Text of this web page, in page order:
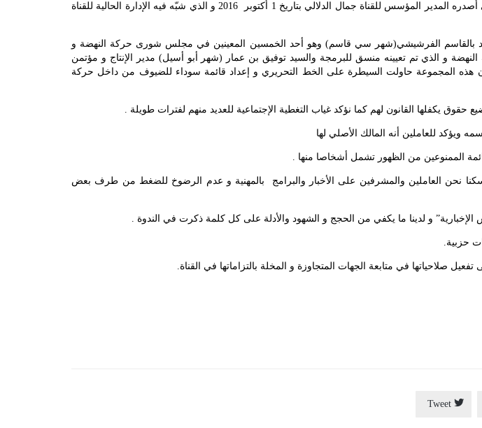
أما بعد و دفاعا منا على شرف المهنة و عن مؤسستنا و ما تتعرض له و استنادا على البلاغ الذي أصدره المدير المؤسس للقناة جمال الدلالي بتاريخ 1 أكتوبر 2016 و الذي شبّه فيه الإدارة الحالية للقناة
بالقاسم الفرشيشي(شهر سي قاسم) وهو أحد الخمسين المعينين في مجلس شورى حركة النهضة و
و الذي تم تعيينه منسق للبرمجة والسيد توفيق بن عمار (شهر أبو أسيل) مدير الإنتاج و مؤتمن
هذه المجموعة حاولت السيطرة على الخط التحريري و إعداد قائمة سوداء للضيوف من داخل حركة
يكفلها القانون لهم كما نؤكد غياب التغطية الإجتماعية للعديد منهم لفترات طويلة .
ويؤكد للعاملين أنه المالك الأصلي لها
الممنوعين من الظهور تشمل أشخاصا منها .
نحن العاملين والمشرفين على الأخبار والبرامج بالمهنية و عدم الرضوخ للضغط من طرف بعض
الإخبارية” و لدينا ما يكفي من الحجج و الشهود والأدلة على كل كلمة ذكرت في الندوة .
حزبية.
صلاحياتها في متابعة الجهات المتجاوزة و المخلة بالتزاماتها في القناة.

Tweet